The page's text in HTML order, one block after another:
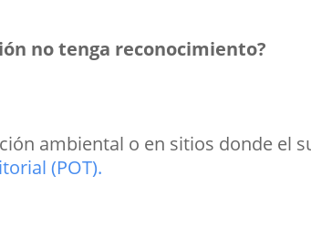
no tenga reconocimiento?
ambiental o en sitios donde el
(POT).